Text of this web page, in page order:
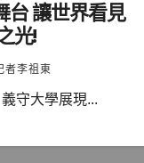
台 讓世界看見
光!
者李祖東
守大學展現...